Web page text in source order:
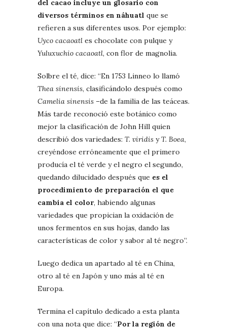
del cacao incluye un glosario con
diversos términos en náhuatl que se
refieren a sus diferentes usos. Por ejemplo:
Uyco cacaoatl es chocolate con pulque y
Yuluxuchio cacaoatl, con flor de magnolia.
Solbre el té, dice: “En 1753 Linneo lo llamó
Thea sinensis, clasificándolo después como
Camelia sinensis –de la familia de las teáceas.
Más tarde reconoció este botánico como
mejor la clasificación de John Hill quien
describió dos variedades: T. viridis yT. Boea,
creyéndose erróneamente que el primero
producía el té verde y el negro el segundo,
quedando dilucidado después que es el
procedimiento de preparación el que
cambia el color, habiendo algunas
variedades que propician la oxidación de
unos fermentos en sus hojas, dando las
características de color y sabor al té negro”.
Luego dedica un apartado al té en China,
otro al té en Japón y uno más al té en
Europa.
Termina el capítulo dedicado a esta planta
con una nota que dice: “Por la región de